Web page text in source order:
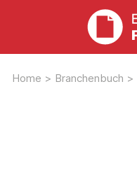
Home > Branchenbuch >